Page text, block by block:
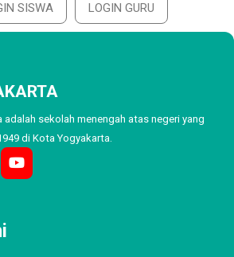
SISWA LOGIN GURU
adalah sekolah menengah atas negeri yang
di Kota Yogyakarta.